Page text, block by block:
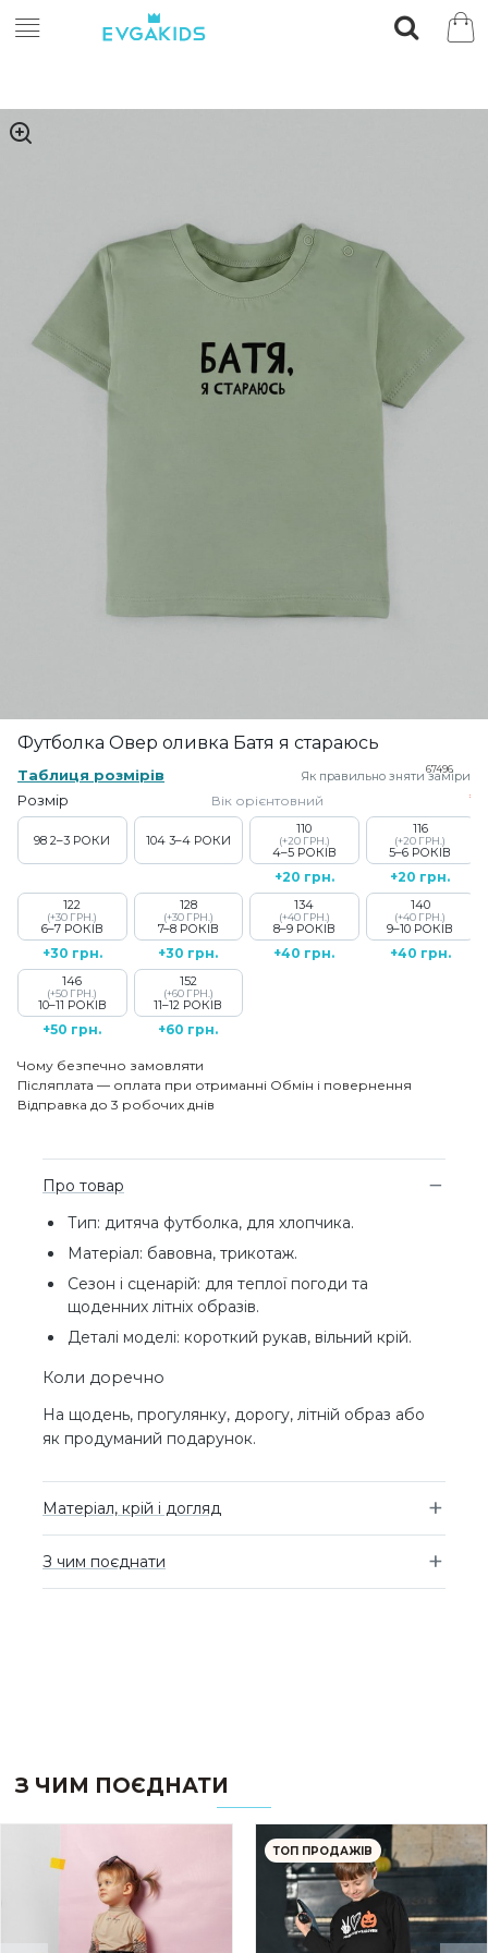
Футболка Овер оливка Батя я стараюсь
67496
Таблиця розмірів Як правильно зняти заміри
Розмір Вік орієнтовний
98 2–3 РОКИ 104 3–4 РОКИ
110
(+20 ГРН.)
4–5 РОКІВ
+20 грн.
116
(+20 ГРН.)
5–6 РОКІВ
+20 грн.
122
(+30 ГРН.)
6–7 РОКІВ
+30 грн.
128
(+30 ГРН.)
7–8 РОКІВ
+30 грн.
134
(+40 ГРН.)
8–9 РОКІВ
+40 грн.
140
(+40 ГРН.)
9–10 РОКІВ
+40 грн.
146
(+50 ГРН.)
10–11 РОКІВ
+50 грн.
152
(+60 ГРН.)
11–12 РОКІВ
+60 грн.
Чому безпечно замовляти
Післяплата — оплата при отриманні Обмін і повернення
Відправка до 3 робочих днів
Про товар
Тип: дитяча футболка, для хлопчика.
Матеріал: бавовна, трикотаж.
Сезон і сценарій: для теплої погоди та
щоденних літніх образів.
Деталі моделі: короткий рукав, вільний крій.
Коли доречно
На щодень, прогулянку, дорогу, літній образ або
як продуманий подарунок.
Матеріал, крій і догляд
З чим поєднати
З ЧИМ ПОЄДНАТИ
ТОП ПРОДАЖІВ